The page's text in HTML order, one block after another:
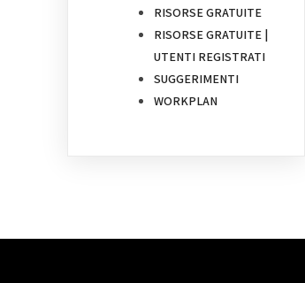
RISORSE GRATUITE
RISORSE GRATUITE |
UTENTI REGISTRATI
SUGGERIMENTI
WORKPLAN